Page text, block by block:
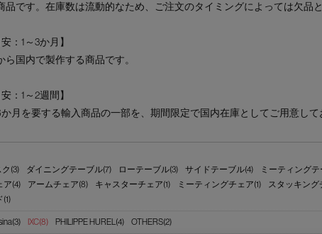
品です。在庫数は流動的なため、ご注文のタイミングによっては欠品
：1～3か月】
ら国内で製作する商品です。
：1～2週間】
月を要する輸入商品の一部を、期間限定で国内在庫としてご用意し
(3) ダイニングテーブル(7) ローテーブル(3) サイドテーブル(4) ミーティング
ア(4)
アームチェア(8) キャスターチェア(1) ミーティングチェア(1) スタッキング
IXC(8) PHILIPPE HUREL(4) OTHERS(2)